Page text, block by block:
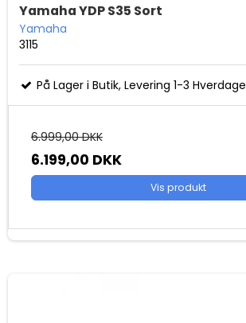
Yamaha YDP S35 Sort
Yamaha
3115
På Lager i Butik, Levering 1-3 Hverdage
6.999,00 DKK
6.199,00 DKK
Vis produkt